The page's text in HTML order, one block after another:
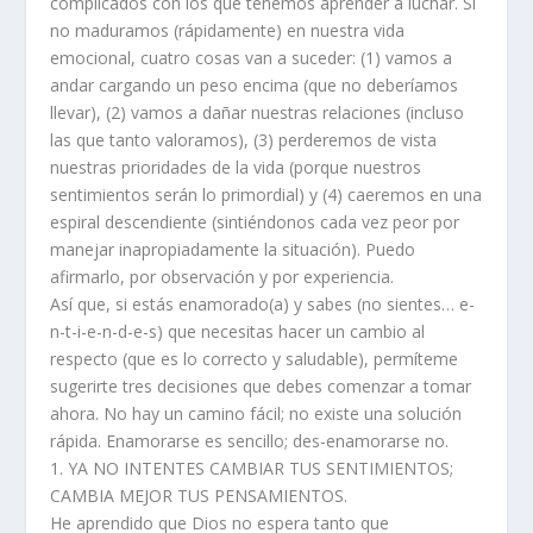
no maduramos (rápidamente) en nuestra vida
emocional, cuatro cosas van a suceder: (1) vamos a
andar cargando un peso encima (que no deberíamos
llevar), (2) vamos a dañar nuestras relaciones (incluso
las que tanto valoramos), (3) perderemos de vista
nuestras prioridades de la vida (porque nuestros
sentimientos serán lo primordial) y (4) caeremos en una
espiral descendiente (sintiéndonos cada vez peor por
manejar inapropiadamente la situación). Puedo
afirmarlo, por observación y por experiencia.
Así que, si estás enamorado(a) y sabes (no sientes… e-
n-t-i-e-n-d-e-s) que necesitas hacer un cambio al
respecto (que es lo correcto y saludable), permíteme
sugerirte tres decisiones que debes comenzar a tomar
ahora. No hay un camino fácil; no existe una solución
rápida. Enamorarse es sencillo; des-enamorarse no.
1. YA NO INTENTES CAMBIAR TUS SENTIMIENTOS;
CAMBIA MEJOR TUS PENSAMIENTOS.
He aprendido que Dios no espera tanto que